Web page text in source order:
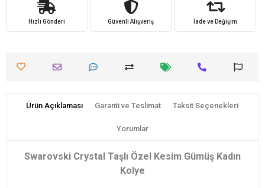
Hızlı Gönderi Güvenli Alışveriş İade ve Değişim
Ürün Açıklaması Garanti ve Teslimat Taksit Seçenekleri
Yorumlar
Swarovski Crystal Taşlı Özel Kesim Gümüş Kadın
Kolye